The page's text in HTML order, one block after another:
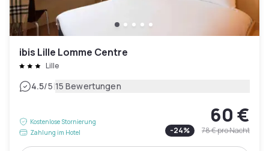
ibis Lille Lomme Centre
Lille
4.5/5|15 Bewertungen
Kostenlose Stornierung
Zahlung im Hotel
60 €
-24% 78 €pro Nacht